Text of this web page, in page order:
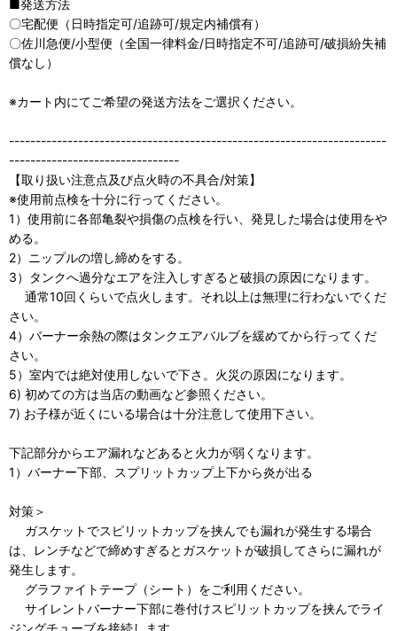
■発送方法
〇宅配便（日時指定可/追跡可/規定内補償有）
〇佐川急便/小型便（全国一律料金/日時指定不可/追跡可/破損紛失補
償なし）
※カート内にてご希望の発送方法をご選択ください。
-----------------------------------------------------------------------
--------------------------------
【取り扱い注意点及び点火時の不具合/対策】
※使用前点検を十分に行ってください。
1）使用前に各部亀裂や損傷の点検を行い、発見した場合は使用をや
める。
2）ニップルの増し締めをする。
3）タンクへ過分なエアを注入しすぎると破損の原因になります。
通常10回くらいで点火します。それ以上は無理に行わないでくだ
さい。
4）バーナー余熱の際はタンクエアバルブを緩めてから行ってくだ
さい。
5）室内では絶対使用しないで下さ。火災の原因になります。
6) 初めての方は当店の動画など参照ください。
7) お子様が近くにいる場合は十分注意して使用下さい。
下記部分からエア漏れなどあると火力が弱くなります。
1）バーナー下部、スプリットカップ上下から炎が出る
対策＞
ガスケットでスピリットカップを挟んでも漏れが発生する場合
は、レンチなどで締めすぎるとガスケットが破損してさらに漏れが
発生します。
グラファイトテープ（シート）をご利用ください。
サイレントバーナー下部に巻付けスピリットカップを挟んでライ
ジングチューブを接続します。